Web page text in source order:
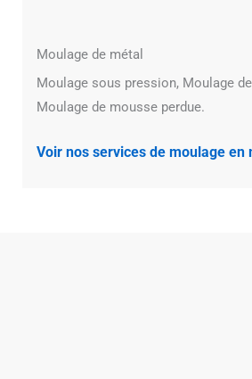
Moulage de métal
Moulage sous pression, Moulage
Moulage de mousse perdue.
Voir nos services de moulage en